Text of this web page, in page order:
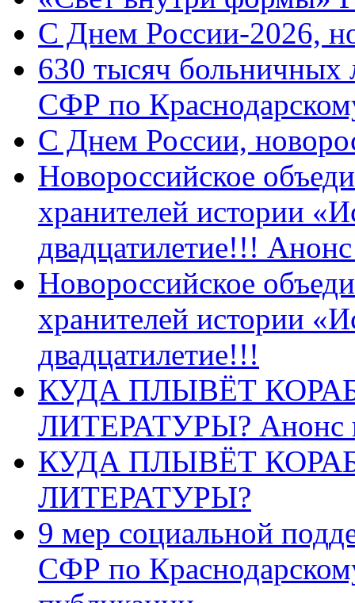
C Днем России-2026,
630 тысяч больничных
СФР по
C Днем России,
Новороссийское
хранителей истории
двадцатилетие!!!
Новороссийское
хранителей истории
двадцатилетие!!!
КУДА ПЛЫВЁТ
ЛИТЕРАТУРЫ? Анонс
КУДА ПЛЫВЁТ
ЛИТЕРАТУРЫ?
9 мер социальной
СФР по